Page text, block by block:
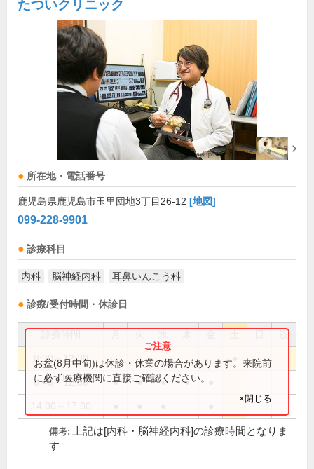
たついクリニック
所在地・電話番号
鹿児島県鹿児島市玉里団地3丁目26-12 [地図]
099-228-9901
診療科目
内科 脳神経内科 耳鼻いんこう科
診療/受付時間・休診日
祝
8:30～12:30
8:45～12:30 ● ● ● ●
お盆(8月中旬)は休診・休業の場合があります。来院前
に必ず医療機関に直接ご確認ください。
×閉じる
備考:
上記は[内科・脳神経内科]の診療時間となりま
す